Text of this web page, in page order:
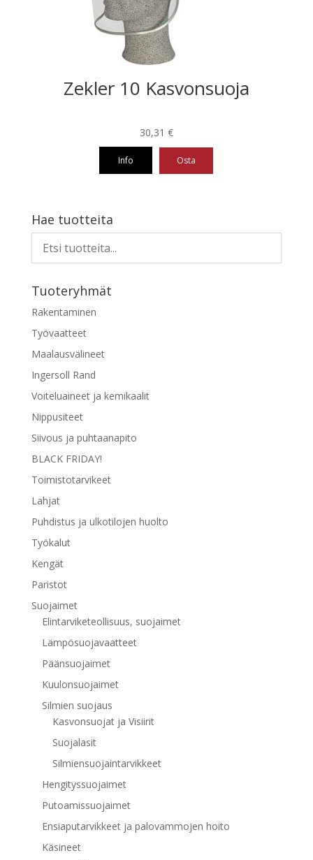
Zekler 10 Kasvonsuoja
30,31 €
Info Osta
Hae tuotteita
Tuoteryhmät
Rakentaminen
Työvaatteet
Maalausvälineet
Ingersoll Rand
Voiteluaineet ja kemikaalit
Nippusiteet
Siivous ja puhtaanapito
BLACK FRIDAY!
Toimistotarvikeet
Lahjat
Puhdistus ja ulkotilojen huolto
Työkalut
Kengät
Paristot
Suojaimet
Elintarviketeollisuus, suojaimet
Lämpösuojavaatteet
Päänsuojaimet
Kuulonsuojaimet
Silmien suojaus
Kasvonsuojat ja Visiirit
Suojalasit
Silmiensuojaintarvikkeet
Hengityssuojaimet
Putoamissuojaimet
Ensiaputarvikkeet ja palovammojen hoito
Käsineet